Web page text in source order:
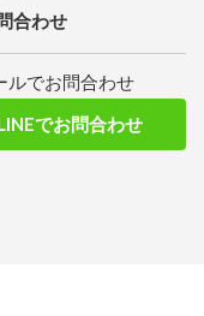
合わせ
ルでお問合わせ
でお問合わせ